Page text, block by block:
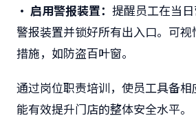
• 启用警报装置： 提醒员工在当
警报装置并锁好所有出入口。可
措施，如防盗百叶窗。
通过岗位职责培训，使员工具备相
能有效提升门店的整体安全水平。